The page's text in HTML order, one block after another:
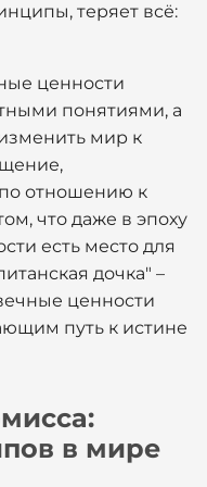
теряет всё:
ценности
понятиями, а
мир к
отношению к
что даже в эпоху
есть место для
дочка" –
ценности
путь к истине
в мире